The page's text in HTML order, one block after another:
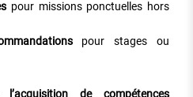
pour missions ponctuelles hors
pour stages ou
de compétences